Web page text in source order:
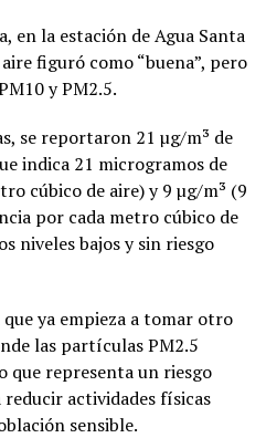
en la estación de Agua Santa
figuró como “buena”, pero
y PM2.5.
se reportaron 21 µg/m³ de
indica 21 microgramos de
cúbico de aire) y 9 µg/m³ (9
por cada metro cúbico de
niveles bajos y sin riesgo
ya empieza a tomar otro
las partículas PM2.5
que representa un riesgo
reducir actividades físicas
sensible.